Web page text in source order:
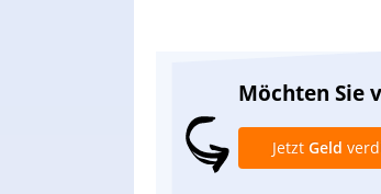
Möchten Sie
Jetzt Geld